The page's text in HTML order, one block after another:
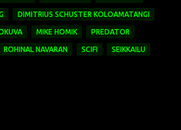
DIMITRIUS SCHUSTER KOLOAMATANGI
MIKE HOMIK PREDATOR
ROHINAL NAVARAN SCIFI SEIKKAILU